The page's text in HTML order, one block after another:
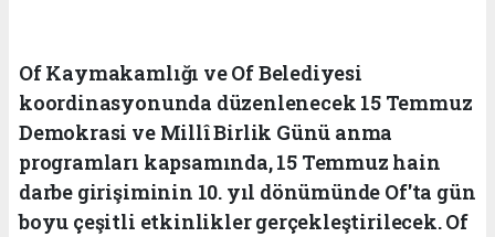
Of Kaymakamlığı ve Of Belediyesi
koordinasyonunda düzenlenecek 15 Temmuz
Demokrasi ve Millî Birlik Günü anma
programları kapsamında, 15 Temmuz hain
darbe girişiminin 10. yıl dönümünde Of'ta gün
boyu çeşitli etkinlikler gerçekleştirilecek. Of